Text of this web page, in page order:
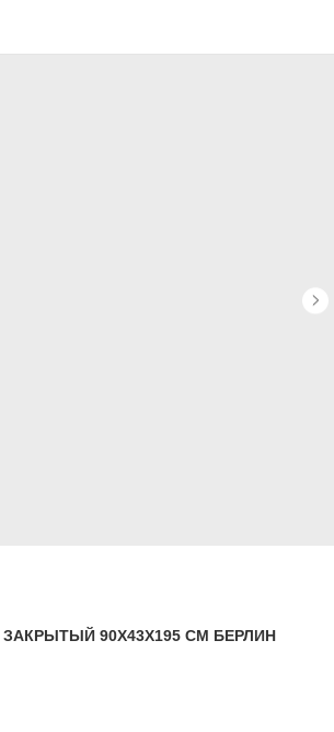
90X43X195 СМ БЕРЛИН